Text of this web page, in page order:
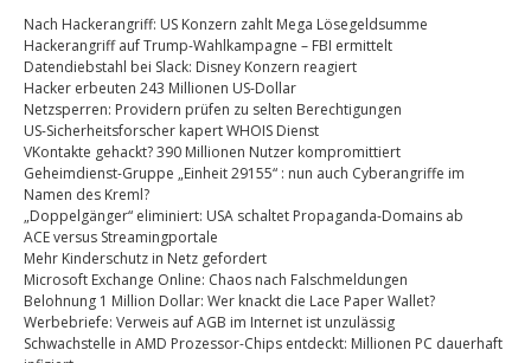
Nach Hackerangriff: US Konzern zahlt Mega Lösegeldsumme
Hackerangriff auf Trump-Wahlkampagne – FBI ermittelt
Datendiebstahl bei Slack: Disney Konzern reagiert
Hacker erbeuten 243 Millionen US-Dollar
Netzsperren: Providern prüfen zu selten Berechtigungen
US-Sicherheitsforscher kapert WHOIS Dienst
VKontakte gehackt? 390 Millionen Nutzer kompromittiert
Geheimdienst-Gruppe „Einheit 29155“ : nun auch Cyberangriffe im
Namen des Kreml?
„Doppelgänger“ eliminiert: USA schaltet Propaganda-Domains ab
ACE versus Streamingportale
Mehr Kinderschutz in Netz gefordert
Microsoft Exchange Online: Chaos nach Falschmeldungen
Belohnung 1 Million Dollar: Wer knackt die Lace Paper Wallet?
Werbebriefe: Verweis auf AGB im Internet ist unzulässig
Schwachstelle in AMD Prozessor-Chips entdeckt: Millionen PC dauerhaft